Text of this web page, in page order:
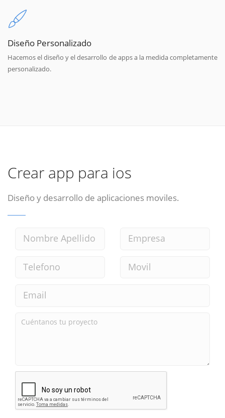
Diseño Personalizado
Hacemos el diseño y el desarrollo de apps a la medida completamente
personalizado.
Crear app para ios
Diseño y desarrollo de aplicaciones moviles.